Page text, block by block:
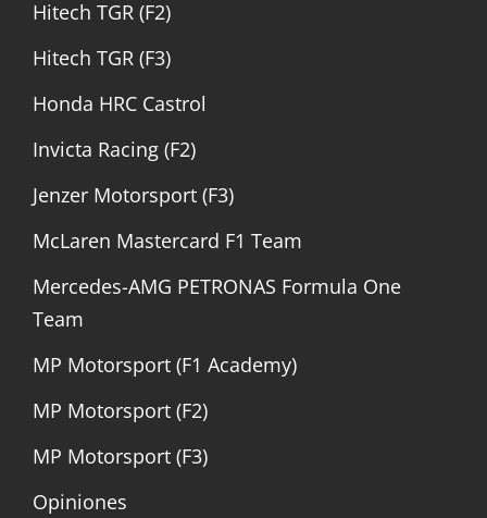
Hitech TGR (F2)
Hitech TGR (F3)
Honda HRC Castrol
Invicta Racing (F2)
Jenzer Motorsport (F3)
McLaren Mastercard F1 Team
Mercedes-AMG PETRONAS Formula One
Team
MP Motorsport (F1 Academy)
MP Motorsport (F2)
MP Motorsport (F3)
Opiniones